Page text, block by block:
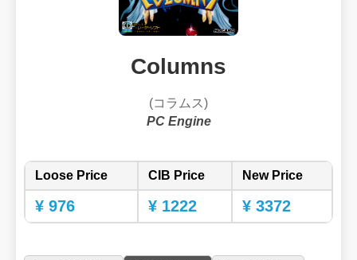
Columns
(コラムス)
PC Engine
Loose Price CIB Price New Price
¥ 976 ¥ 1222 ¥ 3372